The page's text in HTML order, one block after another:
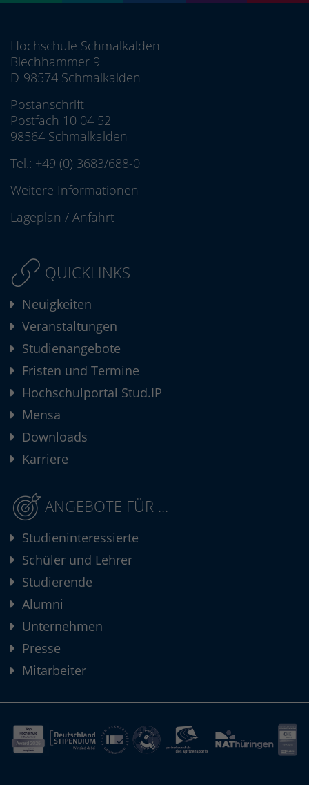
Hochschule Schmalkalden
Blechhammer 9
D-98574 Schmalkalden
Postanschrift
Postfach 10 04 52
98564 Schmalkalden
Tel.: +49 (0) 3683/688-0
Weitere Informationen
Lageplan / Anfahrt
QUICKLINKS
Neuigkeiten
Veranstaltungen
Studienangebote
Fristen und Termine
Hochschulportal Stud.IP
Mensa
Downloads
Karriere
ANGEBOTE FÜR ...
Studieninteressierte
Schüler und Lehrer
Studierende
Alumni
Unternehmen
Presse
Mitarbeiter